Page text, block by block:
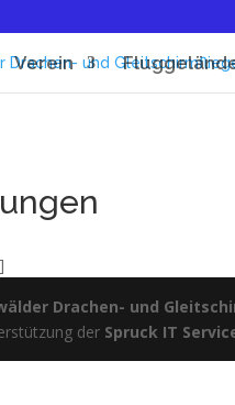
Verein
Drachen- und
der Spruck IT